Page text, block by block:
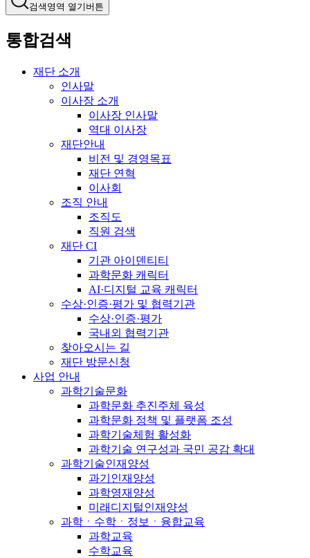
검색영역 열기버튼
통합검색
재단 소개
인사말
이사장 소개
이사장 인사말
역대 이사장
재단안내
비전 및 경영목표
재단 연혁
이사회
조직 안내
조직도
직원 검색
재단 CI
기관 아이덴티티
과학문화 캐릭터
AI·디지털 교육 캐릭터
수상·인증·평가 및 협력기관
수상·인증·평가
국내외 협력기관
찾아오시는 길
재단 방문신청
사업 안내
과학기술문화
과학문화 추진주체 육성
과학문화 정책 및 플랫폼 조성
과학기술체험 활성화
과학기술 연구성과 국민 공감 확대
과학기술인재양성
과기인재양성
과학영재양성
미래디지털인재양성
과학ㆍ수학ㆍ정보ㆍ융합교육
과학교육
수학교육